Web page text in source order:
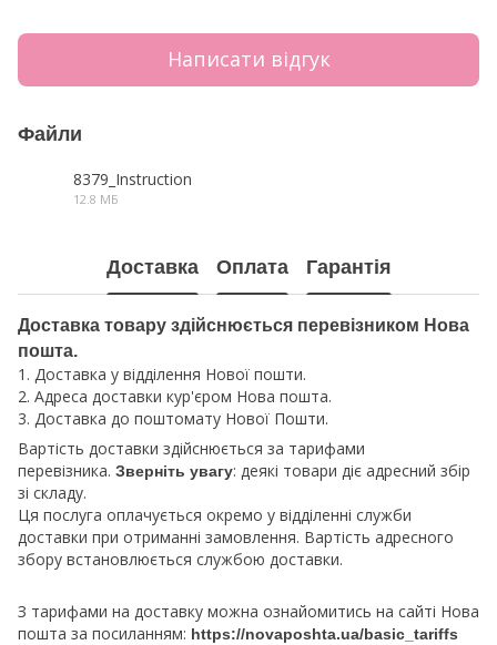
Написати відгук
Файли
8379_Instruction
12.8 МБ
Доставка Оплата Гарантія
Доставка товару здійснюється перевізником Нова
пошта.
1. Доставка у відділення Нової пошти.
2. Адреса доставки кур'єром Нова пошта.
3. Доставка до поштомату Нової Пошти.
Вартість доставки здійснюється за тарифами
перевізника. Зверніть увагу: деякі товари діє адресний збір
зі складу.
Ця послуга оплачується окремо у відділенні служби
доставки при отриманні замовлення. Вартість адресного
збору встановлюється службою доставки.
З тарифами на доставку можна ознайомитись на сайті Нова
пошта за посиланням: https://novaposhta.ua/basic_tariffs